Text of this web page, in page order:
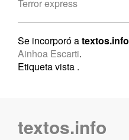
Terror express
Se incorporó atextos.info
Ainhoa Escarti.
Etiqueta vista .
textos.info